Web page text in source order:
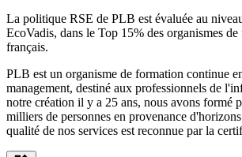
La politique RSE de PLB est évaluée au
EcoVadis, dans le Top 15% des organismes
français.
PLB est un organisme de formation continue
management, destiné aux professionnels de
notre création il y a 25 ans, nous avons formé
milliers de personnes en provenance
qualité de nos services est reconnue par la